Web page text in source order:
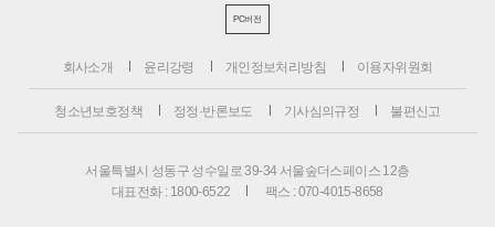
PC버전
회사소개 윤리강령 개인정보처리방침 이용자위원회
청소년보호정책 정정·반론보도 기사심의규정 불편신고
서울특별시 성동구 성수일로 39-34 서울숲더스페이스 12층
대표전화 : 1800-6522
팩스 : 070-4015-8658